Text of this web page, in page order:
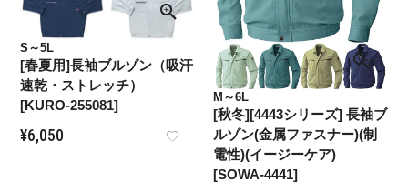
S～5L
[春夏用]長袖ブルゾン（吸汗
速乾・ストレッチ）
[KURO-255081]
¥6,050
M～6L
[秋冬][4443シリーズ] 長袖ブ
ルゾン(金属ファスナー)(制
電性)(イージーケア)
[SOWA-4441]